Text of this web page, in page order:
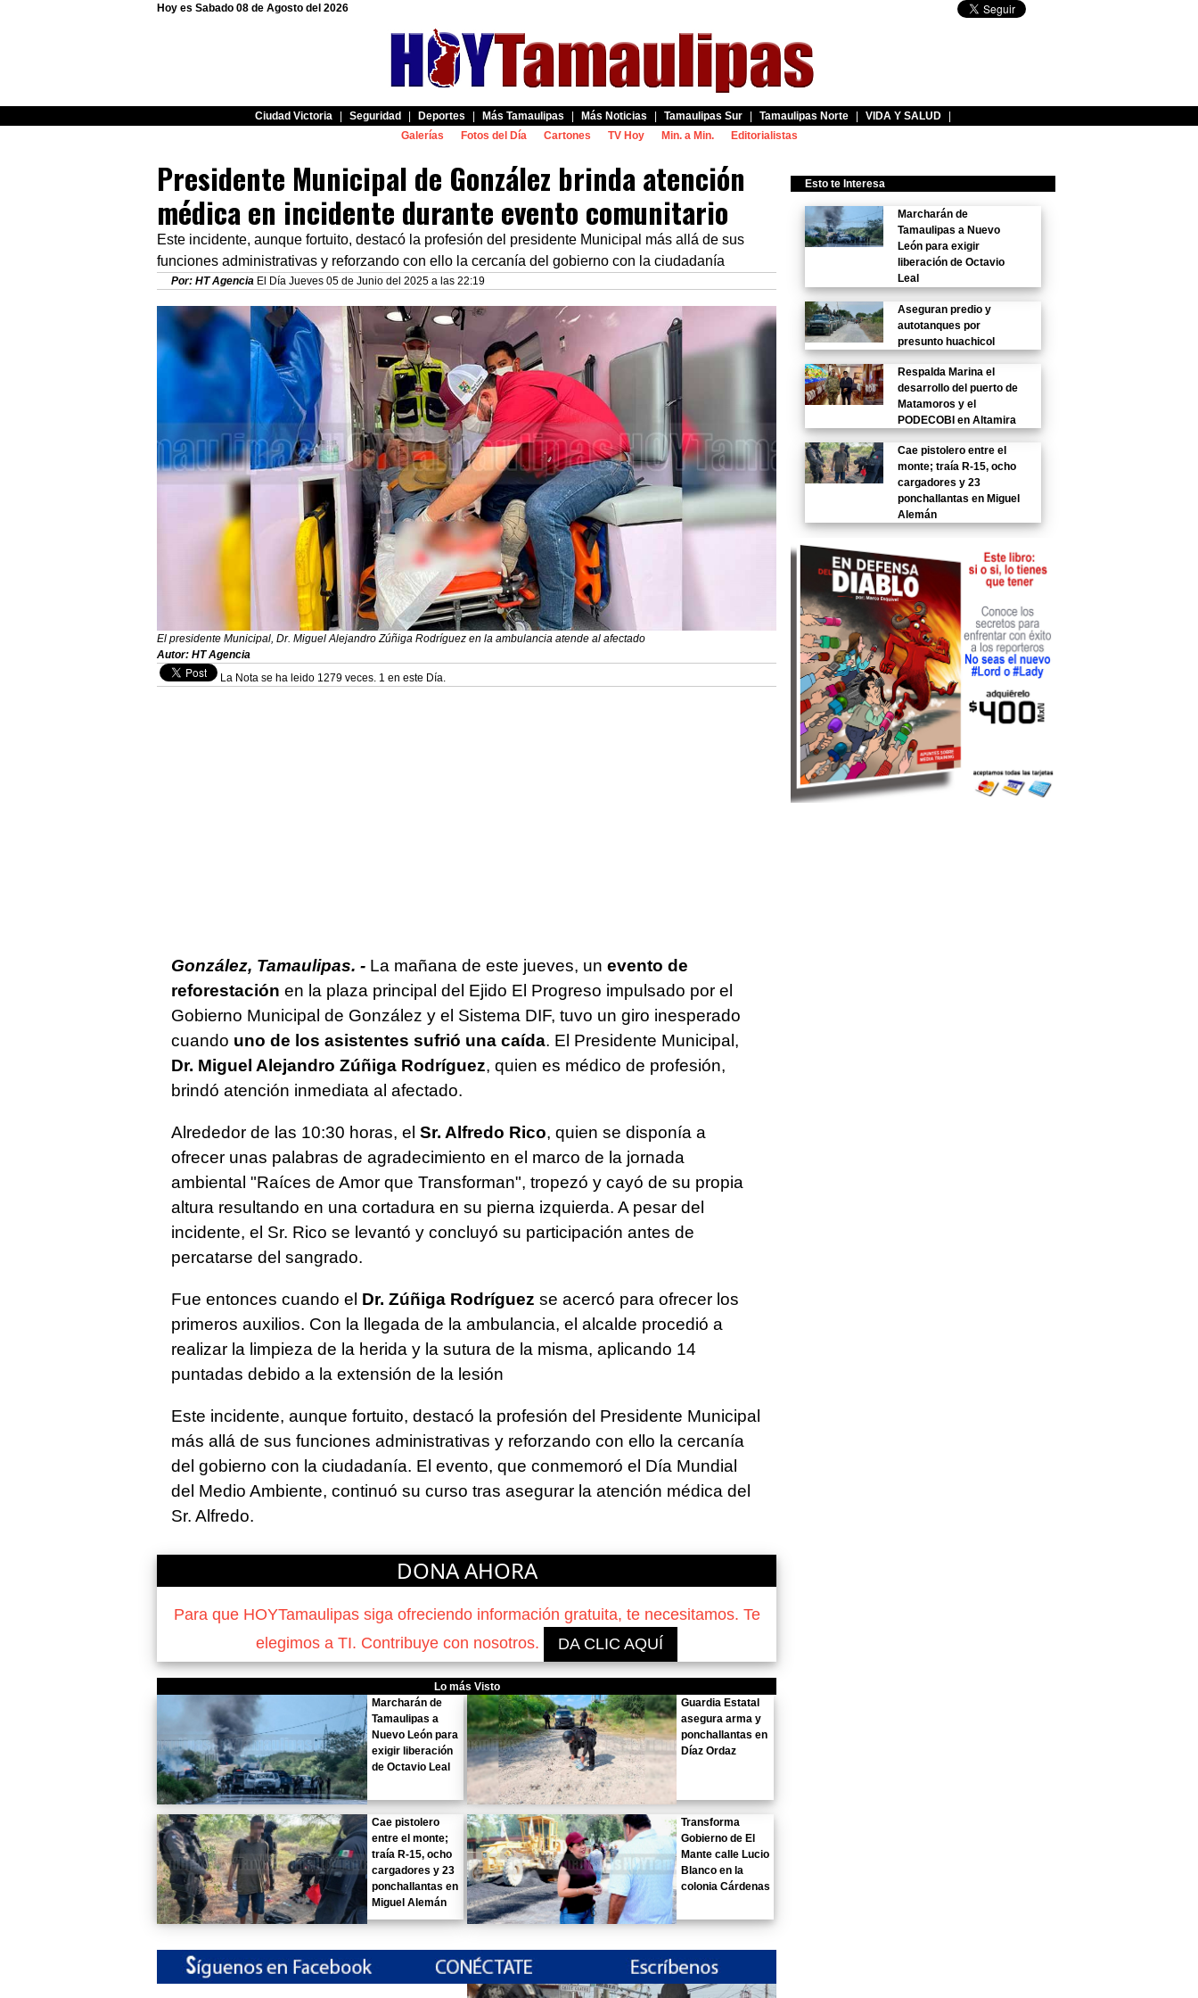
Hoy es Sabado 08 de Agosto del 2026
Ciudad Victoria Seguridad Deportes Más Tamaulipas Más Noticias Tamaulipas Sur Tamaulipas Norte VIDA Y SALUD
Galerías
Fotos del Día Cartones TV Hoy Min. a Min. Editorialistas
Presidente Municipal de González brinda atención
médica en incidente durante evento comunitario
Este incidente, aunque fortuito, destacó la profesión del presidente Municipal más allá de sus
funciones administrativas y reforzando con ello la cercanía del gobierno con la ciudadanía
Por: HT Agencia El Día Jueves 05 de Junio del 2025 a las 22:19
El presidente Municipal, Dr. Miguel Alejandro Zúñiga Rodríguez en la ambulancia atende al afectado
Autor: HT Agencia
La Nota se ha leido 1279 veces. 1 en este Día.
González, Tamaulipas. - La mañana de este jueves, un evento de
reforestación en la plaza principal del Ejido El Progreso impulsado por el
Gobierno Municipal de González y el Sistema DIF, tuvo un giro inesperado
cuando uno de los asistentes sufrió una caída. El Presidente Municipal,
Dr. Miguel Alejandro Zúñiga Rodríguez, quien es médico de profesión,
brindó atención inmediata al afectado.
Alrededor de las 10:30 horas, el Sr. Alfredo Rico, quien se disponía a
ofrecer unas palabras de agradecimiento en el marco de la jornada
ambiental "Raíces de Amor que Transforman", tropezó y cayó de su propia
altura resultando en una cortadura en su pierna izquierda. A pesar del
incidente, el Sr. Rico se levantó y concluyó su participación antes de
percatarse del sangrado.
Fue entonces cuando el Dr. Zúñiga Rodríguez se acercó para ofrecer los
primeros auxilios. Con la llegada de la ambulancia, el alcalde procedió a
realizar la limpieza de la herida y la sutura de la misma, aplicando 14
puntadas debido a la extensión de la lesión
Este incidente, aunque fortuito, destacó la profesión del Presidente Municipal
más allá de sus funciones administrativas y reforzando con ello la cercanía
del gobierno con la ciudadanía. El evento, que conmemoró el Día Mundial
del Medio Ambiente, continuó su curso tras asegurar la atención médica del
Sr. Alfredo.
DONA AHORA
Para que HOYTamaulipas siga ofreciendo información gratuita, te necesitamos. Te
elegimos a TI. Contribuye con nosotros.
DA CLIC AQUÍ
Lo más Visto
Marcharán de
Tamaulipas a
Nuevo León para
exigir liberación
de Octavio Leal
Guardia Estatal
asegura arma y
ponchallantas en
Díaz Ordaz
Cae pistolero
entre el monte;
traía R-15, ocho
cargadores y 23
ponchallantas en
Miguel Alemán
Transforma
Gobierno de El
Mante calle Lucio
Blanco en la
colonia Cárdenas
Esto te Interesa
Marcharán de
Tamaulipas a Nuevo
León para exigir
liberación de Octavio
Leal
Aseguran predio y
autotanques por
presunto huachicol
Respalda Marina el
desarrollo del puerto de
Matamoros y el
PODECOBI en Altamira
Cae pistolero entre el
monte; traía R-15, ocho
cargadores y 23
ponchallantas en Miguel
Alemán